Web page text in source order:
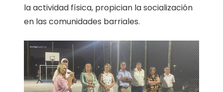
la actividad física, propician la socialización
en las comunidades barriales.